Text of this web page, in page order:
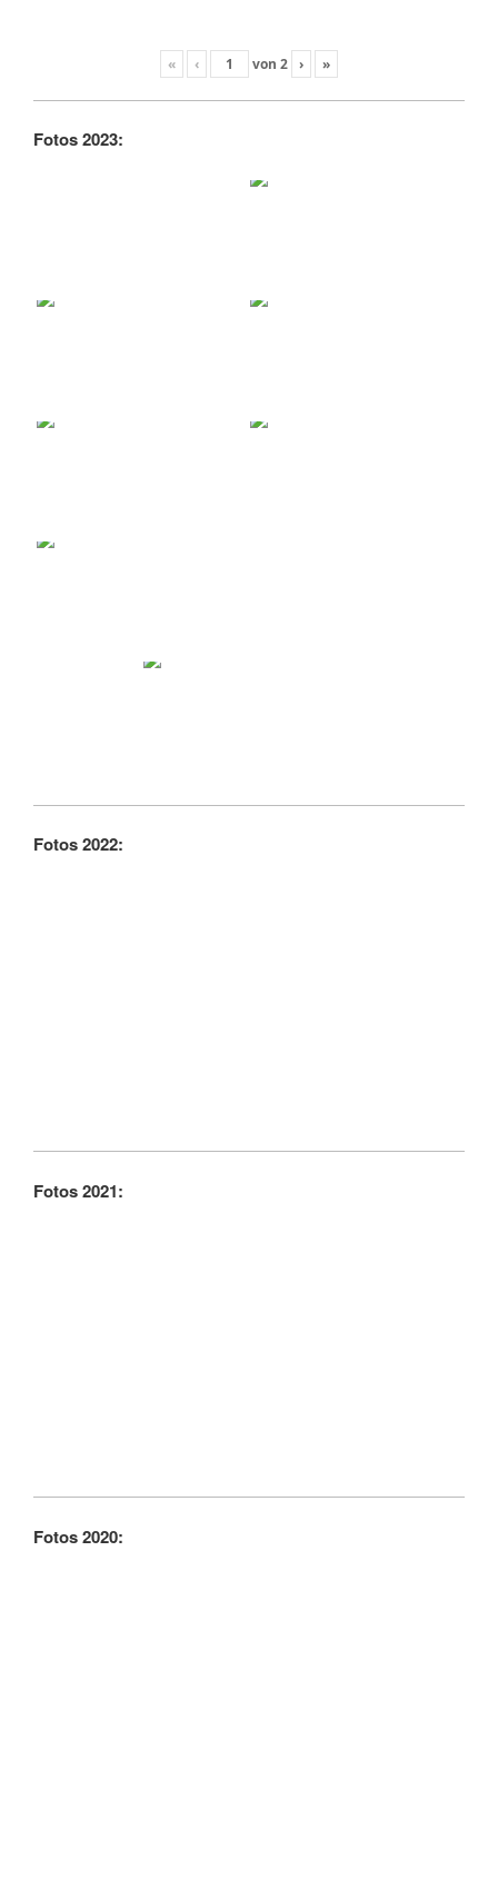
« ‹ von 2 › »
Fotos 2023:
Fotos 2022:
Fotos 2021:
Fotos 2020: